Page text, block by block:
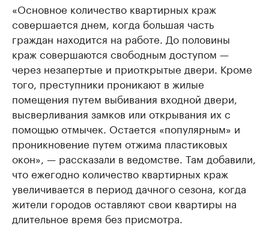
«Основное количество квартирных краж
совершается днем, когда большая часть
граждан находится на работе. До половины
краж совершаются свободным доступом —
через незапертые и приоткрытые двери. Кроме
того, преступники проникают в жилые
помещения путем выбивания входной двери,
высверливания замков или открывания их с
помощью отмычек. Остается «популярным» и
проникновение путем отжима пластиковых
окон», — рассказали в ведомстве. Там добавили,
что ежегодно количество квартирных краж
увеличивается в период дачного сезона, когда
жители городов оставляют свои квартиры на
длительное время без присмотра.